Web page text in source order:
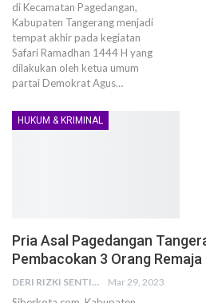
di Kecamatan Pagedangan,
Kabupaten Tangerang menjadi
tempat akhir pada kegiatan
Safari Ramadhan 1444 H yang
dilakukan oleh ketua umum
partai Demokrat Agus…
HUKUM & KRIMINAL
Pria Asal Pagedangan
Pembacokan 3 Orang Remaja
DERI RIZKI SENTIKA Mar 29, 2023